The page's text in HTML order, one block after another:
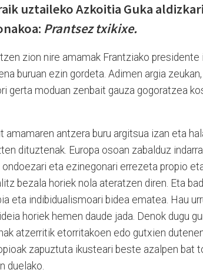
uztaileko Azkoitia Guka
Prantsez txikixe.
zion nire amamak Frantziako
buruan ezin gordeta. Adimen argia
gerta moduan zenbait gauza gogoratzea
amamaren antzera buru argitsua izan eta
dituztenak. Europa osoan zabalduz
ondoezari eta ezinegonari errezeta propio
bezala horiek nola ateratzen diren. Eta
eta indibidualismoari bidea ematea. Hau
horiek hemen daude jada. Denok dugu
atzerritik etorritakoen edo gutxien
zapuztuta ikusteari beste azalpen bat
duelako.